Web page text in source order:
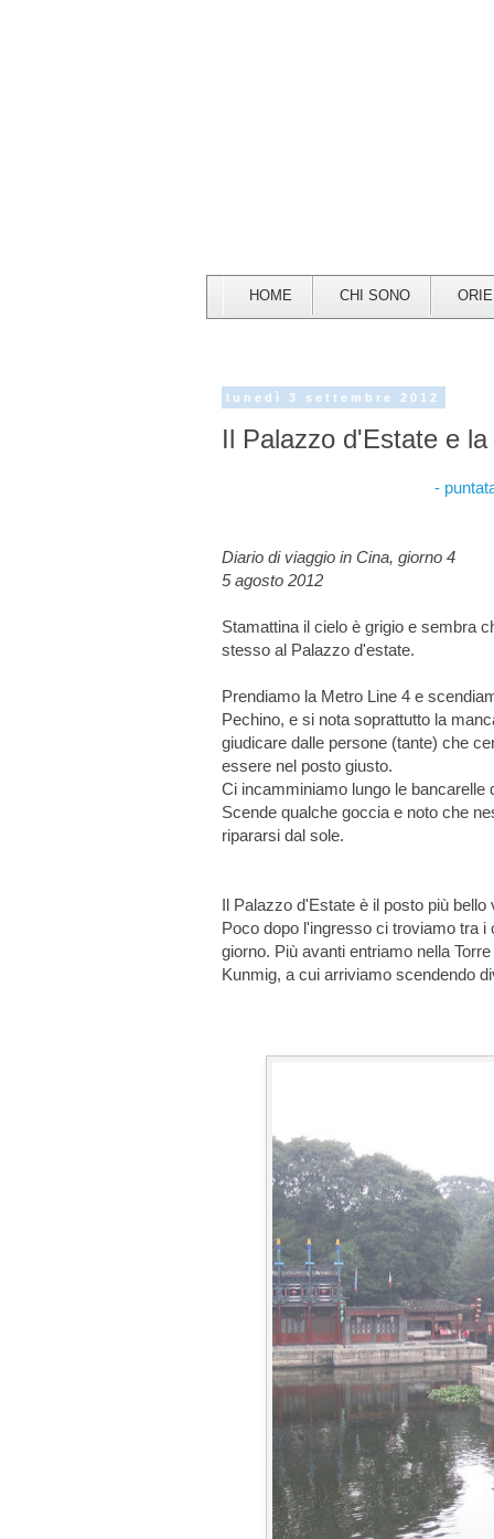
HOME CHI SONO
lunedì 3 settembre 2012
Il Palazzo d'Estate e
-
Diario di viaggio in Cina, giorno 4
5 agosto 2012
Stamattina il cielo è grigio e sembra
stesso al Palazzo d'estate.
Prendiamo la Metro Line 4 e
Pechino, e si nota soprattutto la
giudicare dalle persone (tante) che
essere nel posto giusto.
Ci incamminiamo lungo le
Scende qualche goccia e noto che
ripararsi dal sole.
Il Palazzo d'Estate è il posto più
Poco dopo l'ingresso ci troviamo tra
giorno. Più avanti entriamo nella
Kunmig, a cui arriviamo scendendo